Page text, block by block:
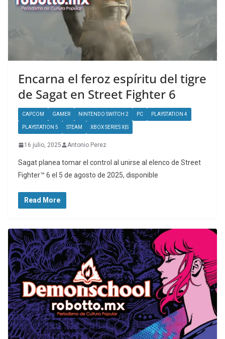
Encarna el feroz espíritu del tigre
de Sagat en Street Fighter 6
CAPCOM GAMER NINTENDO SWITCH 2 PC PLAYSTATION 4
PLAYSTATION 5 STEAM XBOX SERIES X|S
16 julio, 2025 Antonio Perez
Sagat planea tomar el control al unirse al elenco de Street
Fighter™ 6 el 5 de agosto de 2025, disponible
Read More